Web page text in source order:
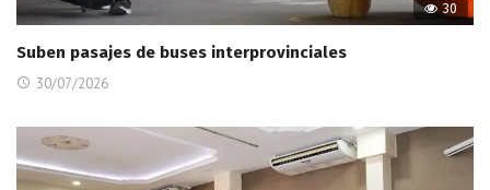
30
Suben pasajes de buses interprovinciales
30/07/2026